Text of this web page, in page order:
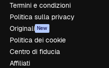
Termini e condizioni
Politica sulla privacy
Originali New
Politica dei cookie
Centro di fiducia
Affiliati